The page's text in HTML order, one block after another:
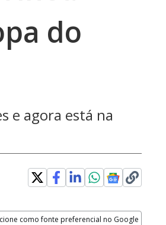
do
e agora está na
como fonte preferencial no Google